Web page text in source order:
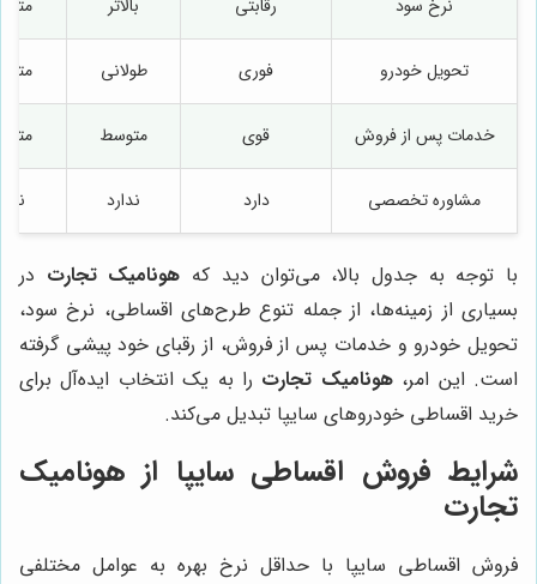
نرخ سود رقابتی بالاتر
تحویل خودرو فوری طولانی
خدمات پس از فروش قوی متوسط
مشاوره تخصصی دارد ندارد
با توجه به جدول بالا، می‌توان دید که هونامیک تجارت در
بسیاری از زمینه‌ها، از جمله تنوع طرح‌های اقساطی، نرخ سود،
تحویل خودرو و خدمات پس از فروش، از رقبای خود پیشی گرفته
است. این امر،هونامیک تجارت را به یک انتخاب ایده‌آل برای
خرید اقساطی خودروهای سایپا تبدیل می‌کند.
شرایط فروش اقساطی سایپا از هونامیک
تجارت
فروش اقساطی سایپا با حداقل نرخ بهره به عوامل مختلفی